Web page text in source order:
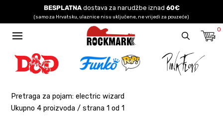
BESPLATNAdostava za narudžbe iznad 60€
(samo za Hrvatsku, ulaznice nisu uključene, ne vrijedi za pouzeće)
0
Pretraga za pojam: electric wizard
Ukupno 4 proizvoda / strana 1 od 1